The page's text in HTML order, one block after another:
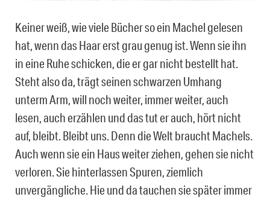
Keiner weiß, wie viele Bücher so ein Machel gelesen
hat, wenn das Haar erst grau genug ist. Wenn sie ihn
in eine Ruhe schicken, die er gar nicht bestellt hat.
Steht also da, trägt seinen schwarzen Umhang
unterm Arm, will noch weiter, immer weiter, auch
lesen, auch erzählen und das tut er auch, hört nicht
auf, bleibt. Bleibt uns. Denn die Welt braucht Machels.
Auch wenn sie ein Haus weiter ziehen, gehen sie nicht
verloren. Sie hinterlassen Spuren, ziemlich
unvergängliche. Hie und da tauchen sie später immer